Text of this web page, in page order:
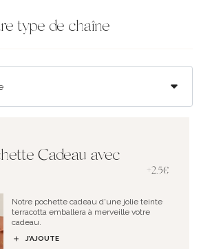
type de chaîne
Cadeau avec
+2.5€
Notre pochette cadeau d'une jolie teinte
terracotta emballera à merveille votre
cadeau.
J’AJOUTE